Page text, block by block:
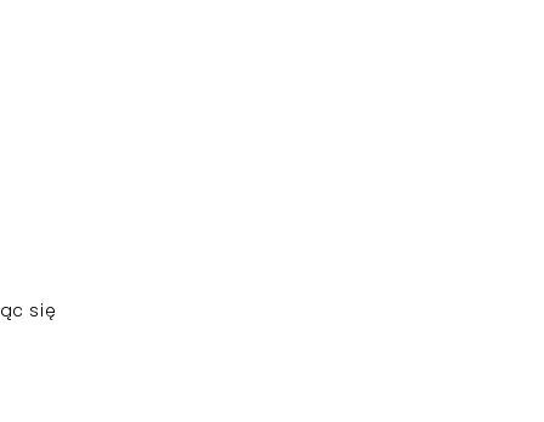
się